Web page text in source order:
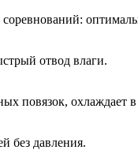
соревнований:
отвод влаги.
повязок, охлаждает в
без давления.